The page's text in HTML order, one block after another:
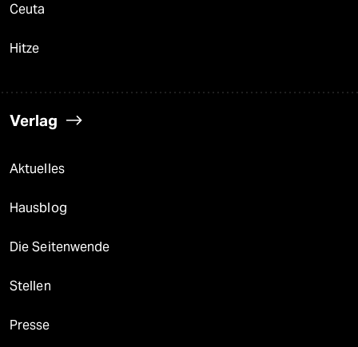
Ceuta
Hitze
Verlag
Aktuelles
Hausblog
Die Seitenwende
Stellen
Presse